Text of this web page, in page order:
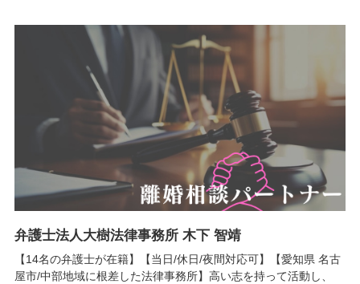
弁護士法人大樹法律事務所 木下 智靖
【14名の弁護士が在籍】【当日/休日/夜間対応可】【愛知県 名古
屋市/中部地域に根差した法律事務所】高い志を持って活動し、